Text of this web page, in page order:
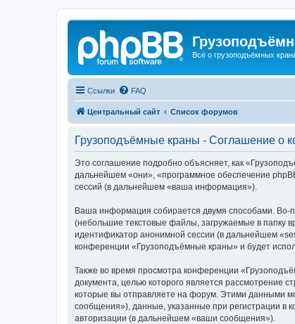
Всё о грузоподъёмных
Ссылки FAQ
Центральный сайт Список форумов
Грузоподъёмные краны - Соглашение о
Это соглашение подробно объясняет, как
дальнейшем «они», «программное обеспечение
сессий (в дальнейшем «ваша информация»).
Ваша информация собирается двумя способами. Во-
(небольшие текстовые файлы, загружаемые в папку
идентификатор анонимной сессии (в дальнейшем
конференции «Грузоподъёмные краны» и будет
Также во время просмотра конференции
документа, целью которого является
которые вы отправляете на форум. Этими данными
сообщения»), данные, указанные при регистрации в
авторизации (в дальнейшем «ваши сообщения»).